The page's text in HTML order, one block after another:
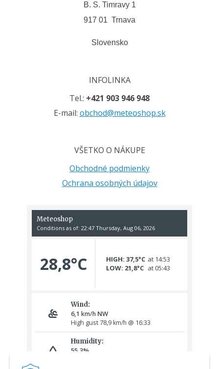
B. S. Timravy 1
917 01 Trnava
Slovensko
INFOLINKA
Tel.: +421 903 946 948
E-mail: obchod@meteoshop.sk
VŠETKO O NÁKUPE
Obchodné podmienky
Ochrana osobných údajov